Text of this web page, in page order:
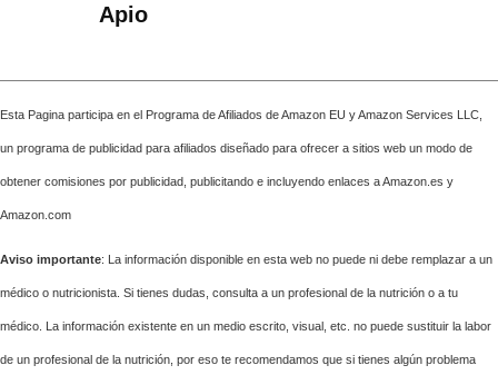
Apio
Esta Pagina participa en el Programa de Afiliados de Amazon EU y Amazon Services LLC,
un programa de publicidad para afiliados diseñado para ofrecer a sitios web un modo de
obtener comisiones por publicidad, publicitando e incluyendo enlaces a Amazon.es y
Amazon.com
Aviso importante: La información disponible en esta web no puede ni debe remplazar a un
médico o nutricionista. Si tienes dudas, consulta a un profesional de la nutrición o a tu
médico. La información existente en un medio escrito, visual, etc. no puede sustituir la labor
de un profesional de la nutrición, por eso te recomendamos que si tienes algún problema